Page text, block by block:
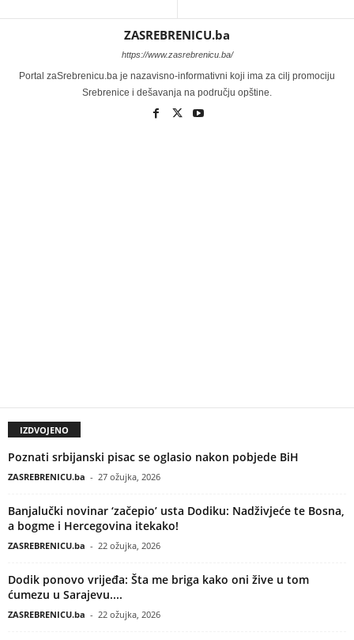
ZASREBRENICU.ba
https://www.zasrebrenicu.ba/
Portal zaSrebrenicu.ba je nazavisno-informativni koji ima za cilj promociju
Srebrenice i dešavanja na području opštine.
IZDVOJENO
Poznati srbijanski pisac se oglasio nakon pobjede BiH
ZASREBRENICU.ba - 27 ožujka, 2026
Banjalučki novinar ‘začepio’ usta Dodiku: Nadživjeće te Bosna,
a bogme i Hercegovina itekako!
ZASREBRENICU.ba - 22 ožujka, 2026
Dodik ponovo vrijeđa: Šta me briga kako oni žive u tom
ćumezu u Sarajevu....
ZASREBRENICU.ba - 22 ožujka, 2026